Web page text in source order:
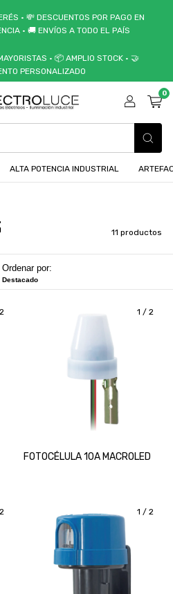
• 💸 DESCUENTOS POR PAGO EN
• 🚚 ENVÍOS A TODO EL PAÍS
• 📦 AMPLIO STOCK • 🤝
PERSONALIZADO
0
ALTA POTENCIA INDUSTRIAL
11 productos
Ordenar por:
Destacado
2 1 / 2
FOTOCÉLULA 10A MACROLED
2 1 / 2